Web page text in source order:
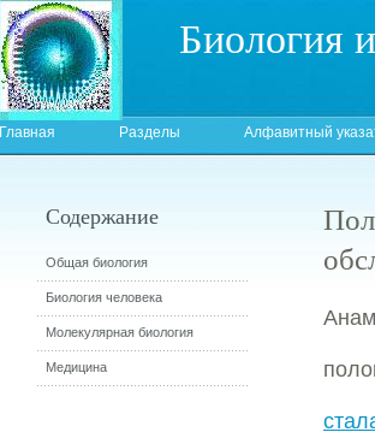
Биология
Главная Разделы Алфавитный
Содержание
Общая биология
Биология человека
Молекулярная биология
Медицина